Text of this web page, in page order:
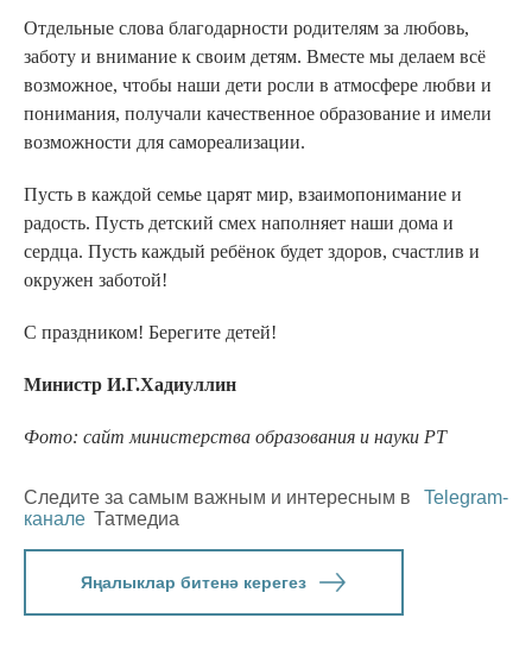
Отдельные слова благодарности родителям за любовь,
заботу и внимание к своим детям. Вместе мы делаем всё
возможное, чтобы наши дети росли в атмосфере любви и
понимания, получали качественное образование и имели
возможности для самореализации.
Пусть в каждой семье царят мир, взаимопонимание и
радость. Пусть детский смех наполняет наши дома и
сердца. Пусть каждый ребёнок будет здоров, счастлив и
окружен заботой!
С праздником! Берегите детей!
Министр И.Г.Хадиуллин
Фото: сайт министерства образования и науки РТ
Следите за самым важным и интересным в
Telegram-
канале Татмедиа
Яңалыклар битенә керегез